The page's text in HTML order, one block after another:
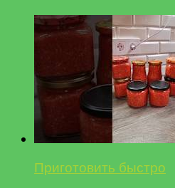
Приготовить быстро